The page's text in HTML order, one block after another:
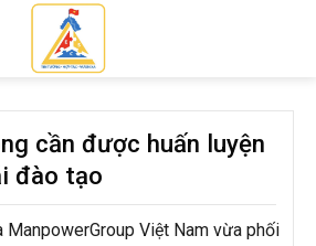
cần được huấn luyện
đào tạo
ManpowerGroup Việt Nam vừa phối